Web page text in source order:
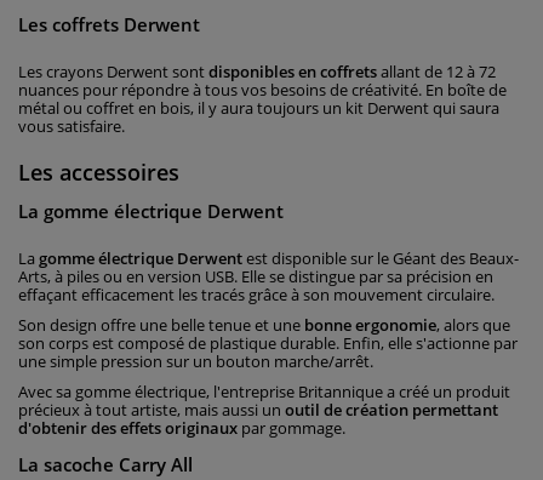
Les coffrets Derwent
Les crayons Derwent sontdisponibles en coffretsallant de 12 à 72
nuances pour répondre à tous vos besoins de créativité. En boîte de
métal ou coffret en bois, il y aura toujours un kit Derwent qui saura
vous satisfaire.
Les accessoires
La gomme électrique Derwent
La gomme électrique Derwentest disponible sur le Géant des Beaux-
Arts, à piles ou en version USB. Elle se distingue par sa précision en
effaçant efficacement les tracés grâce à son mouvement circulaire.
Son design offre une belle tenue et une bonne ergonomie, alors que
son corps est composé de plastique durable. Enfin, elle s'actionne par
une simple pression sur un bouton marche/arrêt.
Avec sa gomme électrique, l'entreprise Britannique a créé un produit
précieux à tout artiste, mais aussi un outil de création permettant
d'obtenir des effets originaux par gommage.
La sacoche Carry All